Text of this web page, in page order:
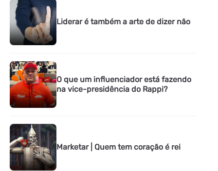
Liderar é também a arte de dizer não
O que um influenciador está fazendo
na vice-presidência do Rappi?
Marketar | Quem tem coração é rei